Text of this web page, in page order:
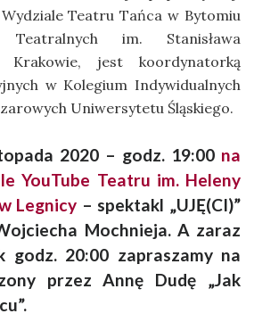
Teatru Tańca w Bytomiu
im. Stanisława
Krakowie, jest koordynatorką
w Kolegium Indywidualnych
Uniwersytetu Śląskiego.
2020 – godz. 19:00 na
YouTube Teatru im. Heleny
Legnicy – spektakl „UJĘ(CI)”
Mochnieja. A zaraz
godz. 20:00 zapraszamy na
przez Annę Dudę „Jak